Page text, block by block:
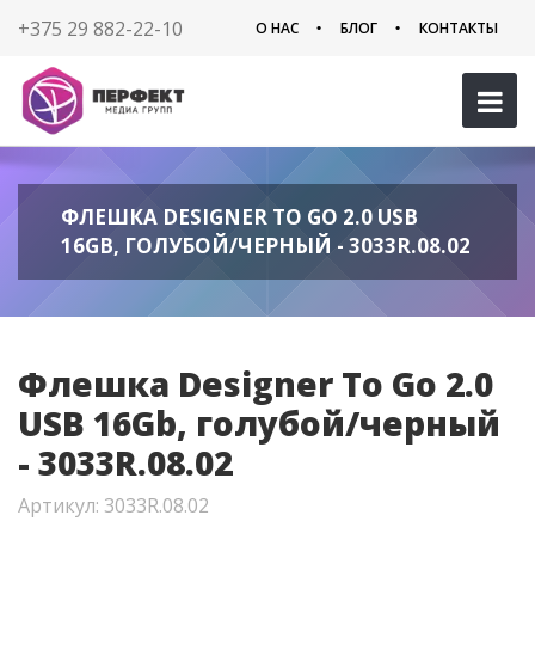
+375 29 882-22-10 О НАС БЛОГ КОНТАКТЫ
ФЛЕШКА DESIGNER TO GO 2.0 USB
16GB, ГОЛУБОЙ/ЧЕРНЫЙ - 3033R.08.02
Флешка Designer To Go 2.0
USB 16Gb, голубой/черный
- 3033R.08.02
Артикул: 3033R.08.02